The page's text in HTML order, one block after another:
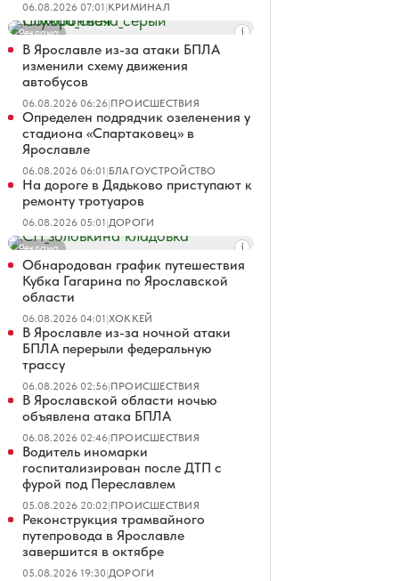
06.08.2026 07:01|КРИМИНАЛ
Реклама
В Ярославле из-за атаки БПЛА
изменили схему движения
автобусов
06.08.2026 06:26|ПРОИСШЕСТВИЯ
Определен подрядчик озеленения у
стадиона «Спартаковец» в
Ярославле
06.08.2026 06:01|БЛАГОУСТРОЙСТВО
На дороге в Дядьково приступают к
ремонту тротуаров
06.08.2026 05:01|ДОРОГИ
Реклама
Обнародован график путешествия
Кубка Гагарина по Ярославской
области
06.08.2026 04:01|ХОККЕЙ
В Ярославле из-за ночной атаки
БПЛА перерыли федеральную
трассу
06.08.2026 02:56|ПРОИСШЕСТВИЯ
В Ярославской области ночью
объявлена атака БПЛА
06.08.2026 02:46|ПРОИСШЕСТВИЯ
Водитель иномарки
госпитализирован после ДТП с
фурой под Переславлем
05.08.2026 20:02|ПРОИСШЕСТВИЯ
Реконструкция трамвайного
путепровода в Ярославле
завершится в октябре
05.08.2026 19:30|ДОРОГИ